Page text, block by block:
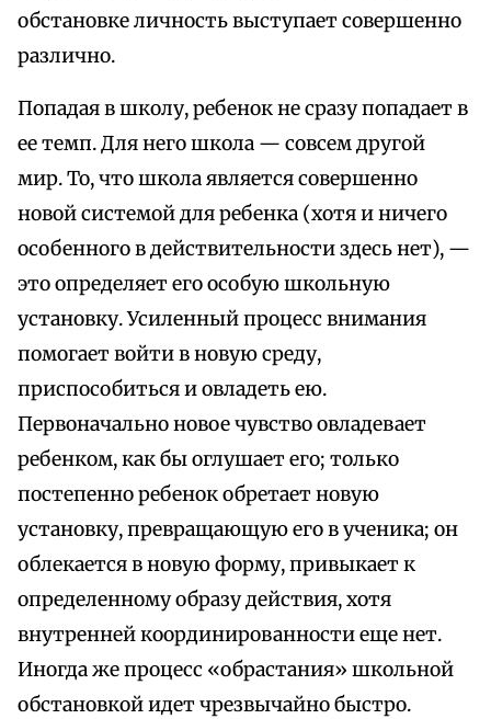
обстановке личность выступает совершенно
различно.
Попадая в школу, ребенок не сразу попадает в
ее темп. Для него школа — совсем другой
мир. То, что школа является совершенно
новой системой для ребенка (хотя и ничего
особенного в действительности здесь нет), —
это определяет его особую школьную
установку. Усиленный процесс внимания
помогает войти в новую среду,
приспособиться и овладеть ею.
Первоначально новое чувство овладевает
ребенком, как бы оглушает его; только
постепенно ребенок обретает новую
установку, превращающую его в ученика; он
облекается в новую форму, привыкает к
определенному образу действия, хотя
внутренней координированности еще нет.
Иногда же процесс «обрастания» школьной
обстановкой идет чрезвычайно быстро.